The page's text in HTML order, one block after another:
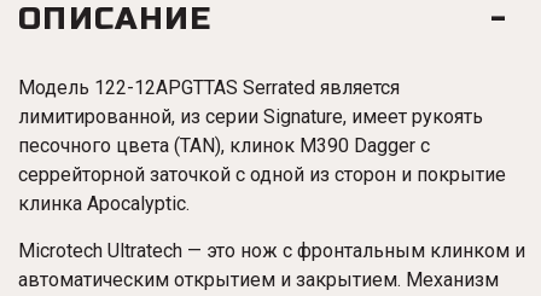
ОПИСАНИЕ
Модель 122-12APGTTAS Serrated является
лимитированной, из серии Signature, имеет рукоять
песочного цвета (TAN), клинок M390 Dagger с
серрейторной заточкой с одной из сторон и покрытие
клинка Apocalyptic.
Microtech Ultratech — это нож с фронтальным клинком и
автоматическим открытием и закрытием. Механизм